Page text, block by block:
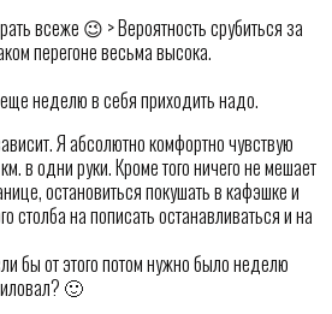
всеже 😉 > Вероятность срубиться за
перегоне весьма высока.
неделю в себя приходить надо.
Я абсолютно комфортно чувствую
в одни руки. Кроме того ничего не мешает
остановиться покушать в кафэшке и
столба на пописать останавливаться и на
бы от этого потом нужно было неделю
🙂